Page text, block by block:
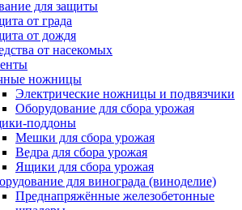
для защиты
от града
от дождя
от насекомых
ножницы
Электрические ножницы и подвязчики
Оборудование для сбора урожая
поддоны
Мешки для сбора урожая
Ведра для сбора урожая
Ящики для сбора урожая
для винограда (виноделие)
Преднапряжённые железобетонные